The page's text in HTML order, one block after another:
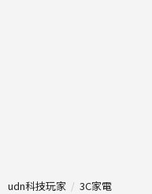
udn科技玩家 3C家電